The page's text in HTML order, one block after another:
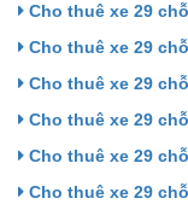
Cho thuê xe 29
Cho thuê xe 29
Cho thuê xe 29
Cho thuê xe 29
Cho thuê xe 29
Cho thuê xe 29